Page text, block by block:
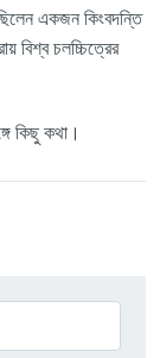
একজন কিংবদন্তি
বিশ্ব চলচ্চিত্রের
কিছু কথা।